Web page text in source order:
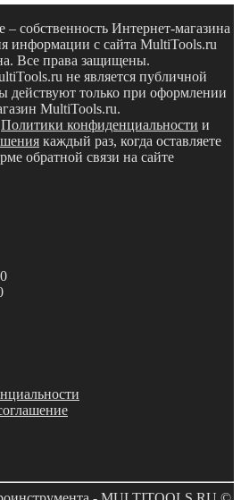
собственность Интернет-магазина
информации с сайта MultiTools.ru
Все права защищены.
не является публичной
действуют только при оформлении
MultiTools.ru.
Политики конфиденциальности и
каждый раз, когда оставляете
обратной связи на сайте